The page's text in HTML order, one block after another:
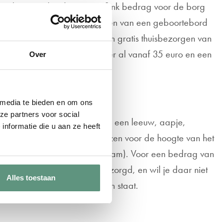
Over
te bieden en om ons
partners voor social
die u aan ze heeft
Alles toestaan
komt vaak ook nog een flink bedrag voor de borg
Soms bestaat bij het huren van een geboortebord
opties voor het maken en gratis thuisbezorgen van
op je raam is er al vanaf 35 euro en een
een vrolijke afbeelding van een leeuw, aapje,
is ook mogelijk om te kiezen voor de hoogte van het
dibond (stevig en duurzaam). Voor een bedrag van
1 tot 2 werkdagen thuisbezorgd, en wil je daar niet
het bord snel in je tuin staat.